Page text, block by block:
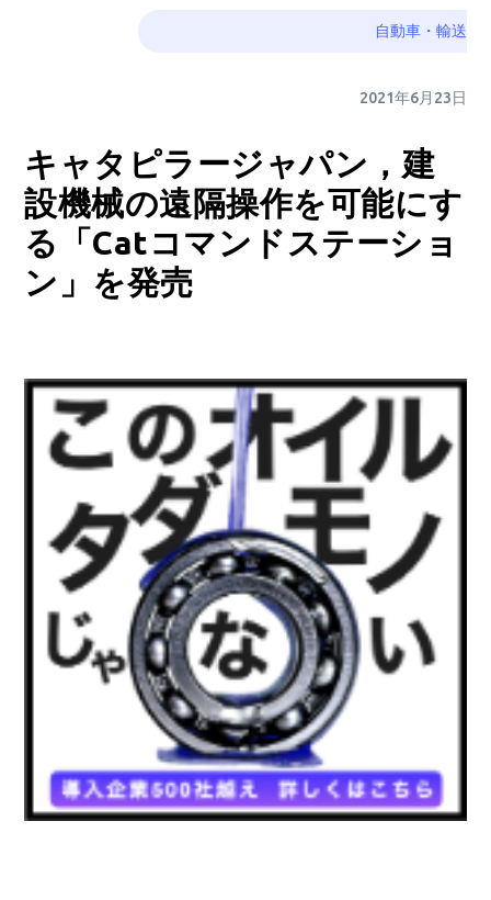
自動車・輸送
2021年6月23日
キャタピラージャパン，建
設機械の遠隔操作を可能にす
る「Catコマンドステーショ
ン」を発売